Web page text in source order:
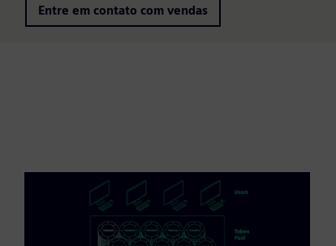
Entre em contato com vendas